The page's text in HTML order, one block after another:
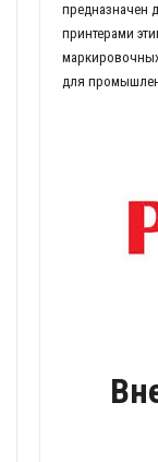
предназначен
принтерами
для